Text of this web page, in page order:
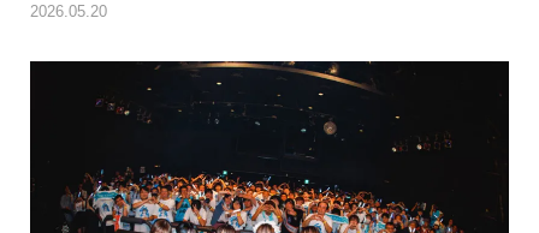
2026.05.20